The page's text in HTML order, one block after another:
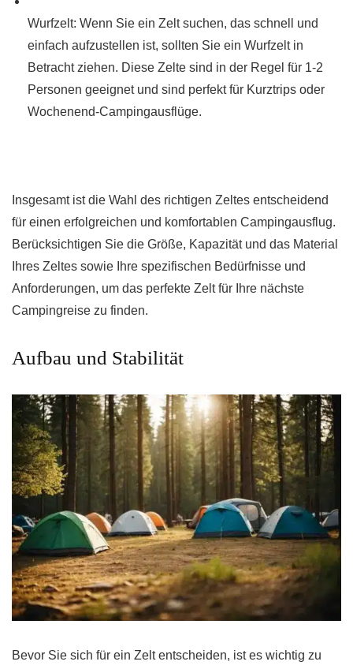
Wurfzelt: Wenn Sie ein Zelt suchen, das schnell und
einfach aufzustellen ist, sollten Sie ein Wurfzelt in
Betracht ziehen. Diese Zelte sind in der Regel für 1-2
Personen geeignet und sind perfekt für Kurztrips oder
Wochenend-Campingausflüge.
Insgesamt ist die Wahl des richtigen Zeltes entscheidend
für einen erfolgreichen und komfortablen Campingausflug.
Berücksichtigen Sie die Größe, Kapazität und das Material
Ihres Zeltes sowie Ihre spezifischen Bedürfnisse und
Anforderungen, um das perfekte Zelt für Ihre nächste
Campingreise zu finden.
Aufbau und Stabilität
Bevor Sie sich für ein Zelt entscheiden, ist es wichtig zu